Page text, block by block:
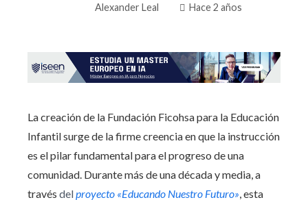
Alexander Leal Hace 2 años
La creación de la Fundación Ficohsa para la Educación
Infantil surge de la firme creencia en que la instrucción
es el pilar fundamental para el progreso de una
comunidad. Durante más de una década y media, a
través delproyecto «Educando Nuestro Futuro», esta